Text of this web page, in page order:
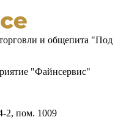
и общепита "Под
"Файнсервис"
2, пом. 1009